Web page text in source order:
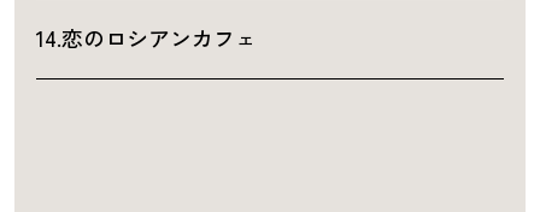
14.恋のロシアンカフェ